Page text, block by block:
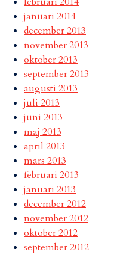
januari 2014
december 2013
november 2013
oktober 2013
september 2013
augusti 2013
juli 2013
juni 2013
maj 2013
april 2013
mars 2013
februari 2013
januari 2013
december 2012
november 2012
oktober 2012
september 2012